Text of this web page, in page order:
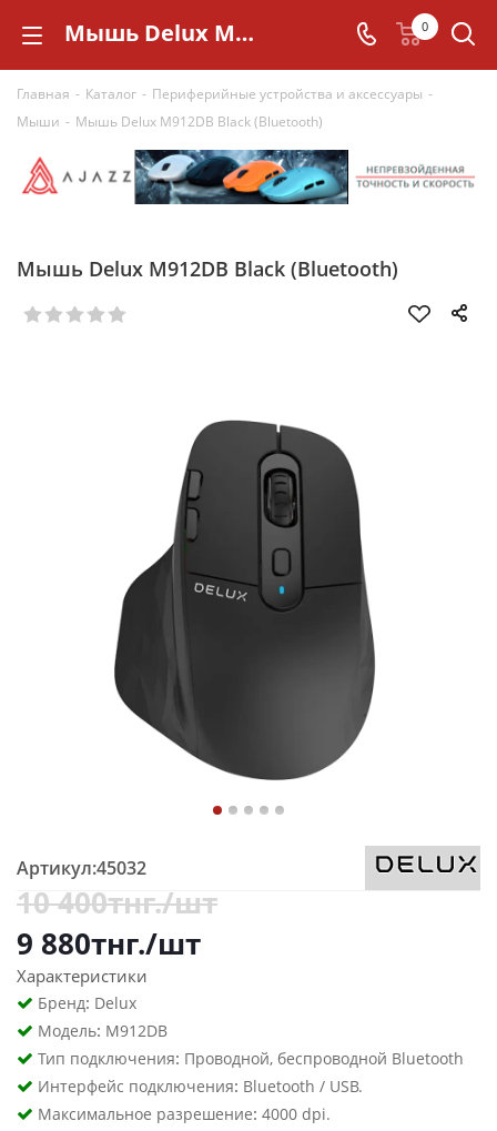
Мышь Delux M912DB Black (Bluetooth) 0
Главная - Каталог - Периферийные устройства и аксессуары -
Мыши - Мышь Delux M912DB Black (Bluetooth)
Мышь Delux M912DB Black (Bluetooth)
Артикул:45032
10 400тнг./шт
9 880тнг./шт
Характеристики
Бренд: Delux
Модель: M912DB
Тип подключения: Проводной, беспроводной Bluetooth
Интерфейс подключения: Bluetooth / USB.
Максимальное разрешение: 4000 dpi.